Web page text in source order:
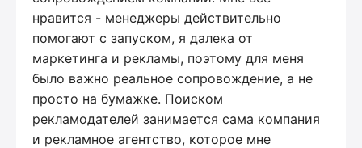
нравится - менеджеры действительно
помогают с запуском, я далека от
маркетинга и рекламы, поэтому для меня
было важно реальное сопровождение, а не
просто на бумажке. Поиском
рекламодателей занимается сама компания
и рекламное агентство, которое мне